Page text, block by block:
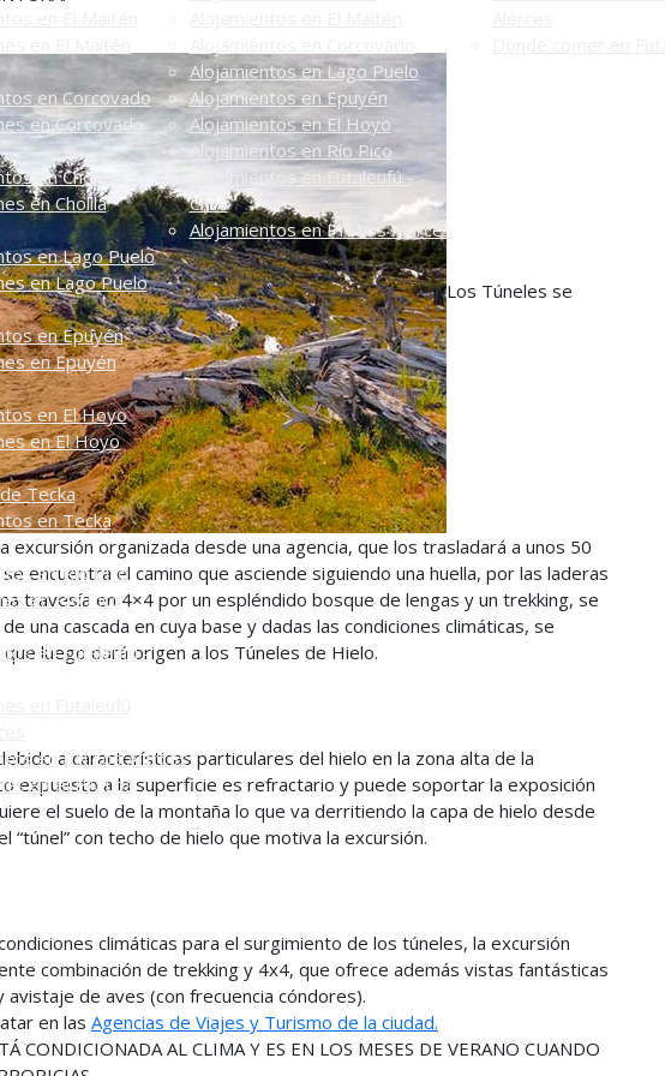
en Corcovado
en Corcovado
en Cholila
en Cholila
en Lago Puelo
en Lago Puelo
en Epuyén
en Epuyén
en El Hoyo
en El Hoyo
Tecka
en Tecka
en Río Pico
en Río Pico
en Futaleufú -
en PN Los Alerces
en el PN Los
Alojamientos en Lago Puelo
Alojamientos en Epuyén
Alojamientos en El Hoyo
Alojamientos en Río Pico
Alojamientos en Futaleufú -
Chile
Alojamientos en PN Los Alerces
Los Túneles se
excursión organizada desde una agencia, que los trasladará a unos 50
encuentra el camino que asciende siguiendo una huella, por las laderas
travesía en 4×4 por un espléndido bosque de lengas y un trekking, se
una cascada en cuya base y dadas las condiciones climáticas, se
luego dará origen a los Túneles de Hielo.
a características particulares del hielo en la zona alta de la
expuesto a la superficie es refractario y puede soportar la exposición
el suelo de la montaña lo que va derritiendo la capa de hielo desde
“túnel” con techo de hielo que motiva la excursión.
climáticas para el surgimiento de los túneles, la excursión
combinación de trekking y 4x4, que ofrece además vistas fantásticas
avistaje de aves (con frecuencia cóndores).
en las Agencias de Viajes y Turismo de la ciudad.
CONDICIONADA AL CLIMA Y ES EN LOS MESES DE VERANO CUANDO